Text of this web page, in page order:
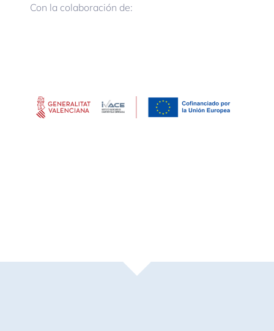
Con la colaboración de: